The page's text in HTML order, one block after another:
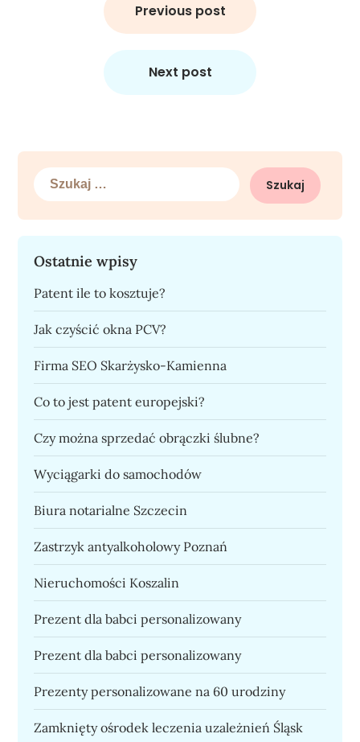
Previous post
Next post
Szukaj:
Ostatnie wpisy
Patent ile to kosztuje?
Jak czyścić okna PCV?
Firma SEO Skarżysko-Kamienna
Co to jest patent europejski?
Czy można sprzedać obrączki ślubne?
Wyciągarki do samochodów
Biura notarialne Szczecin
Zastrzyk antyalkoholowy Poznań
Nieruchomości Koszalin
Prezent dla babci personalizowany
Prezent dla babci personalizowany
Prezenty personalizowane na 60 urodziny
Zamknięty ośrodek leczenia uzależnień Śląsk